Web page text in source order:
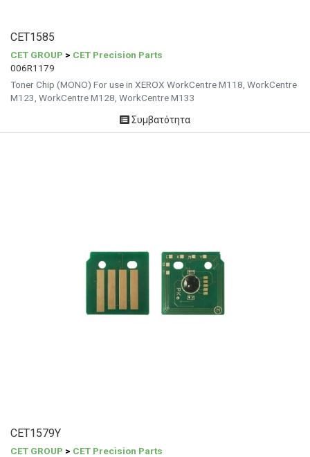
CET1585
CET GROUP > CET Precision Parts
006R1179
Toner Chip (MONO) For use in XEROX WorkCentre M118, WorkCentre
M123, WorkCentre M128, WorkCentre M133
Συμβατότητα
CET1579Y
CET GROUP > CET Precision Parts